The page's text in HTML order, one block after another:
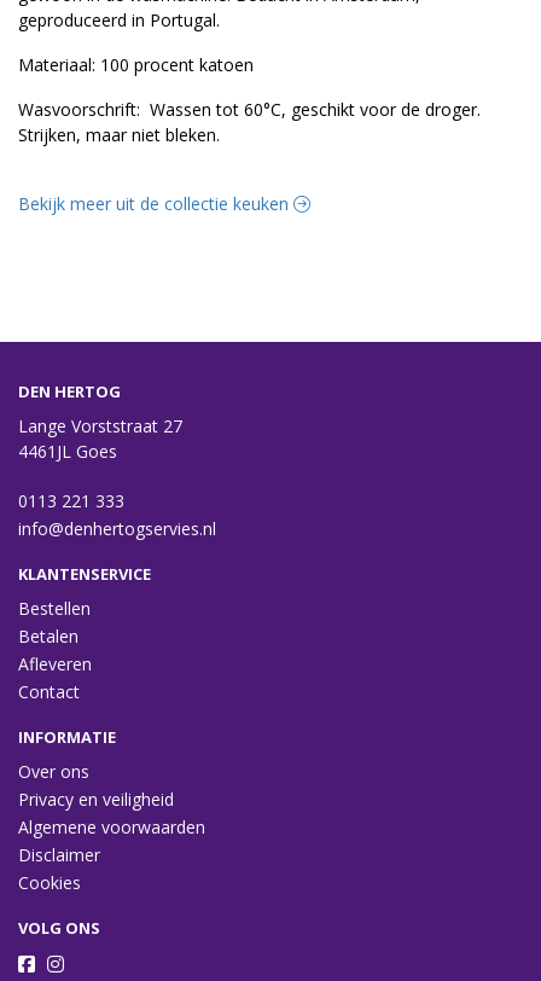
geproduceerd in Portugal.
Materiaal: 100 procent katoen
Wasvoorschrift: Wassen tot 60°C, geschikt voor de droger.
Strijken, maar niet bleken.
Bekijk meer uit de collectie keuken
DEN HERTOG
Lange Vorststraat 27
4461JL Goes
0113 221 333
info@denhertogservies.nl
KLANTENSERVICE
Bestellen
Betalen
Afleveren
Contact
INFORMATIE
Over ons
Privacy en veiligheid
Algemene voorwaarden
Disclaimer
Cookies
VOLG ONS